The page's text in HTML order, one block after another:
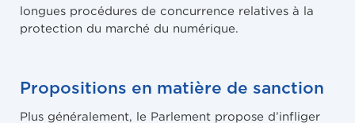
longues procédures de concurrence relatives à la
protection du marché du numérique.
Propositions en matière de sanction
Plus généralement, le Parlement propose d’infliger